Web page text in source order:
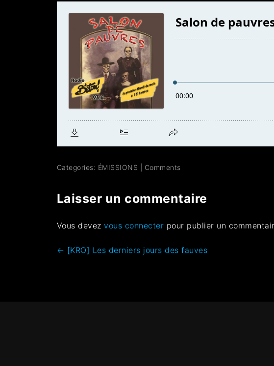
Categories: ÉMISSIONS Comments
Laisser un commentaire
Vous devezvous connecter pour publier un
← [KRO] Les derniers jours des fauves